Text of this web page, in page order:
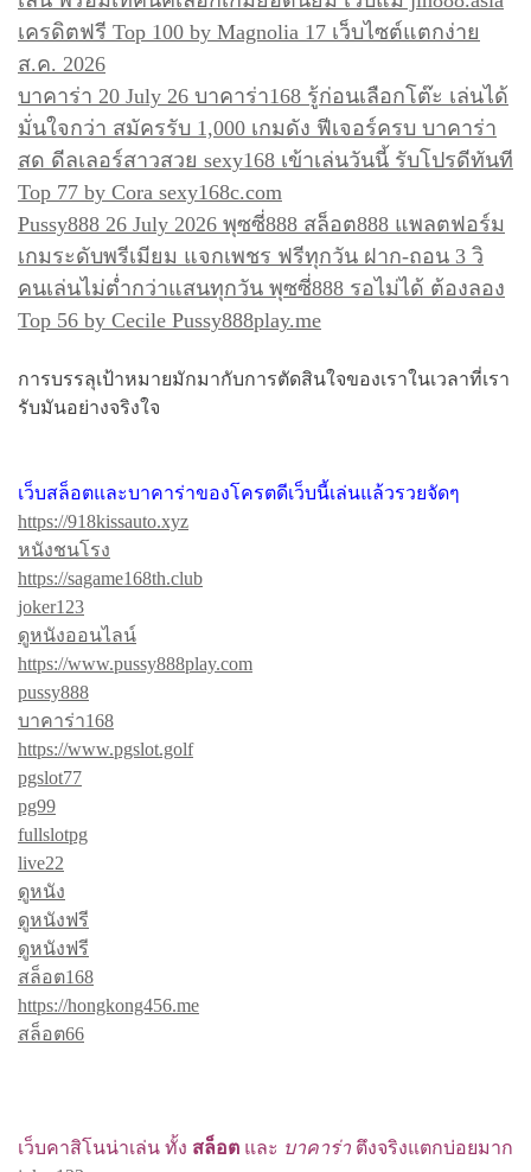
เครดิตฟรี Top 100 by Magnolia 17 เว็บไซต์แตกง่าย
ส.ค. 2026
บาคาร่า 20 July 26 บาคาร่า168 รู้ก่อนเลือกโต๊ะ เล่นได้
มั่นใจกว่า สมัครรับ 1,000 เกมดัง ฟีเจอร์ครบ บาคาร่า
สด ดีลเลอร์สาวสวย sexy168 เข้าเล่นวันนี้ รับโปรดีทันที
Top 77 by Cora sexy168c.com
Pussy888 26 July 2026 พุซซี่888 สล็อต888 แพลตฟอร์ม
เกมระดับพรีเมียม แจกเพชร ฟรีทุกวัน ฝาก-ถอน 3 วิ
คนเล่นไม่ต่ำกว่าแสนทุกวัน พุซซี่888 รอไม่ได้ ต้องลอง
Top 56 by Cecile Pussy888play.me
การบรรลุเป้าหมายมักมากับการตัดสินใจของเราในเวลาที่เรา
รับมันอย่างจริงใจ
เว็บสล็อตและบาคาร่าของโครตดีเว็บนี้เล่นแล้วรวยจัดๆ
https://918kissauto.xyz
หนังชนโรง
https://sagame168th.club
joker123
ดูหนังออนไลน์
https://www.pussy888play.com
pussy888
บาคาร่า168
https://www.pgslot.golf
pgslot77
pg99
fullslotpg
live22
ดูหนัง
ดูหนังฟรี
ดูหนังฟรี
สล็อต168
https://hongkong456.me
สล็อต66
เว็บคาสิโนน่าเล่น ทั้ง สล็อต และ บาคาร่า ตึงจริงแตกบ่อยมาก